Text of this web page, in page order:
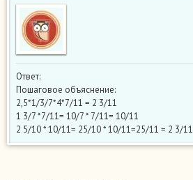
Ответ:
Пошаговое объяснение:
2,5*1/3/7*4*7/11 = 2 3/11
1 3/7 *7/11= 10/7 * 7/11= 10/11
2 5/10 * 10/11= 25/10 * 10/11=25/11 = 2 3/11